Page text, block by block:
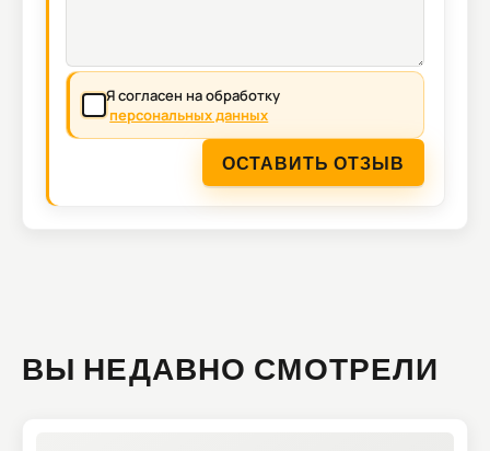
Я согласен на обработку
персональных данных
ОСТАВИТЬ ОТЗЫВ
ВЫ НЕДАВНО СМОТРЕЛИ